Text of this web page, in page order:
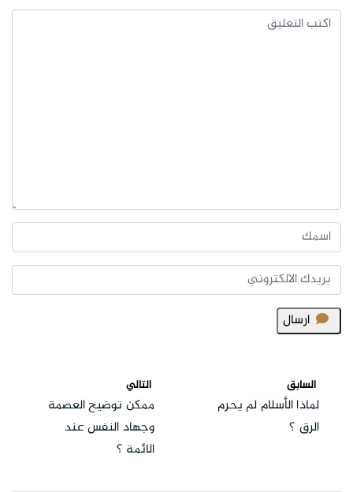
ارسال
السابق
لماذا الأسلام لم يحرم
الرق ؟
التالي
ممكن توضيح العصمة
وجهاد النفس عند
الائمة ؟